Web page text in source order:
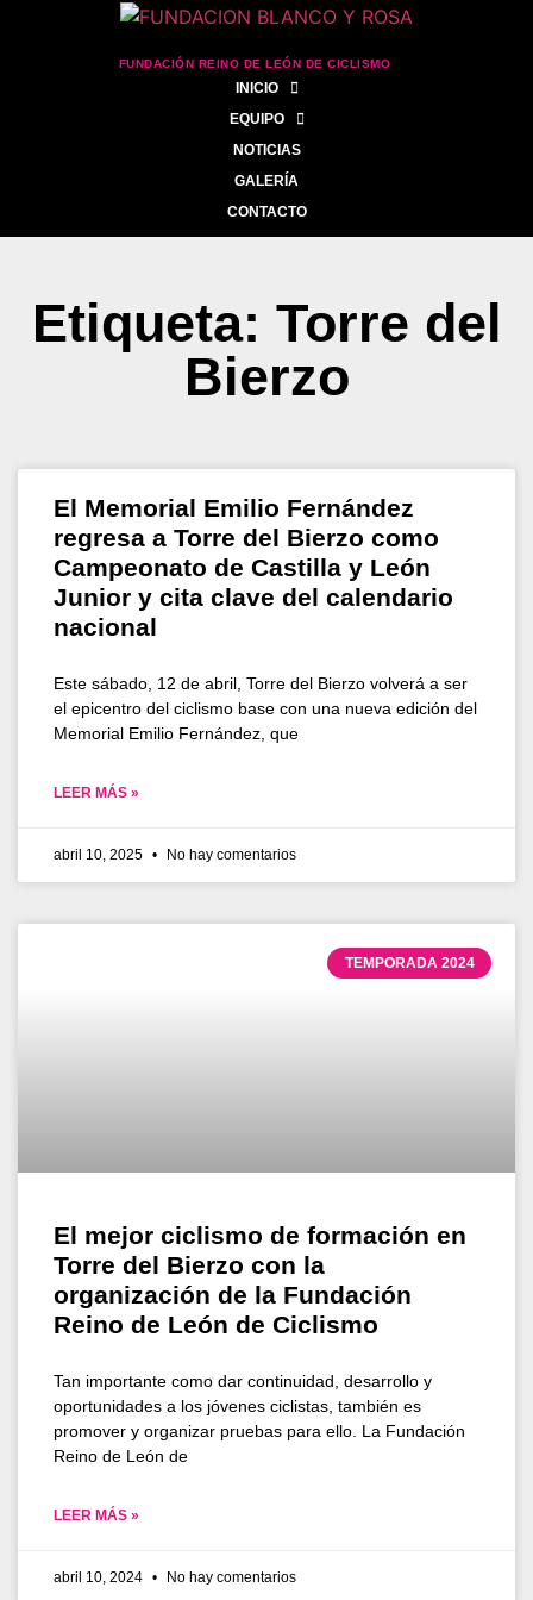
FUNDACIÓN REINO DE LEÓN DE CICLISMO
INICIO
EQUIPO
NOTICIAS
GALERÍA
CONTACTO
Etiqueta: Torre del
Bierzo
El Memorial Emilio Fernández
regresa a Torre del Bierzo como
Campeonato de Castilla y León
Junior y cita clave del calendario
nacional
Este sábado, 12 de abril, Torre del Bierzo volverá a ser
el epicentro del ciclismo base con una nueva edición del
Memorial Emilio Fernández, que
LEER MÁS »
abril 10, 2025 No hay comentarios
TEMPORADA 2024
El mejor ciclismo de formación en
Torre del Bierzo con la
organización de la Fundación
Reino de León de Ciclismo
Tan importante como dar continuidad, desarrollo y
oportunidades a los jóvenes ciclistas, también es
promover y organizar pruebas para ello. La Fundación
Reino de León de
LEER MÁS »
abril 10, 2024 No hay comentarios